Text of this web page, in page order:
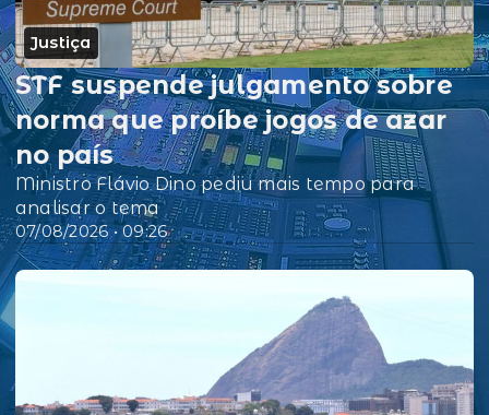
Justiça
07/08/2026 • 09:26
STF suspende julgamento sobre
norma que proíbe jogos de azar
no país
Ministro Flávio Dino pediu mais tempo para
analisar o tema